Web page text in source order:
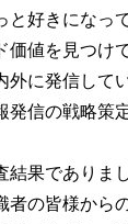
と好きになっ
価値を見つけ
外に発信して
発信の戦略策
果でありま
者の皆様から